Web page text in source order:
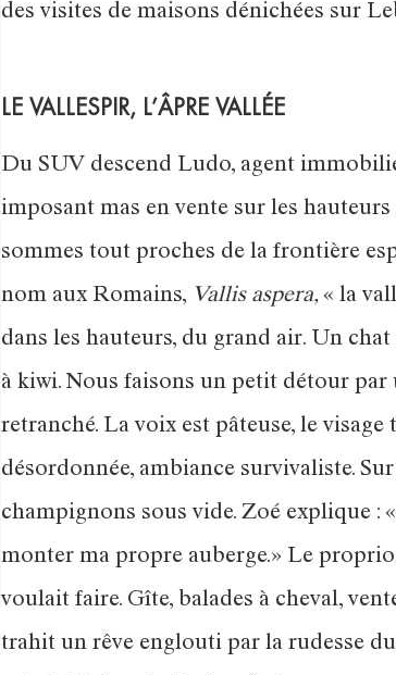
des visites de maisons dénichées sur
LE VALLESPIR, L’ÂPRE VALLÉE
Du SUV descend Ludo, agent
imposant mas en vente sur les
sommes tout proches de la frontière
nom aux Romains, Vallis aspera, « la
dans les hauteurs, du grand air. Un
à kiwi. Nous faisons un petit détour par
retranché. La voix est pâteuse, le
désordonnée, ambiance survivaliste.
champignons sous vide. Zoé explique :
monter ma propre auberge.» Le
voulait faire. Gîte, balades à cheval,
trahit un rêve englouti par la rudesse